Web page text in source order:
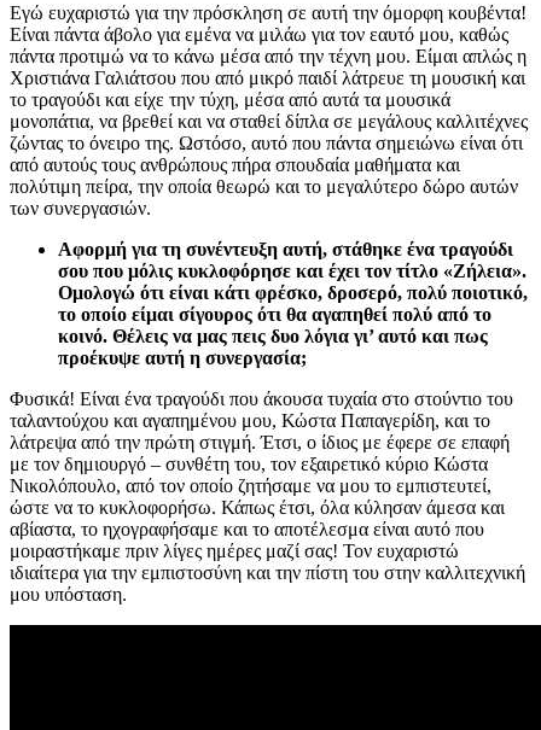
Εγώ ευχαριστώ για την πρόσκληση σε αυτή την όμορφη κουβέντα!
Είναι πάντα άβολο για εμένα να μιλάω για τον εαυτό μου, καθώς
πάντα προτιμώ να το κάνω μέσα από την τέχνη μου. Είμαι απλώς η
Χριστιάνα Γαλιάτσου που από μικρό παιδί λάτρευε τη μουσική και
το τραγούδι και είχε την τύχη, μέσα από αυτά τα μουσικά
μονοπάτια, να βρεθεί και να σταθεί δίπλα σε μεγάλους καλλιτέχνες
ζώντας το όνειρο της. Ωστόσο, αυτό που πάντα σημειώνω είναι ότι
από αυτούς τους ανθρώπους πήρα σπουδαία μαθήματα και
πολύτιμη πείρα, την οποία θεωρώ και το μεγαλύτερο δώρο αυτών
των συνεργασιών.
Αφορμή για τη συνέντευξη αυτή, στάθηκε ένα τραγούδι
σου που μόλις κυκλοφόρησε και έχει τον τίτλο «Ζήλεια».
Ομολογώ ότι είναι κάτι φρέσκο, δροσερό, πολύ ποιοτικό,
το οποίο είμαι σίγουρος ότι θα αγαπηθεί πολύ από το
κοινό. Θέλεις να μας πεις δυο λόγια γι’ αυτό και πως
προέκυψε αυτή η συνεργασία;
Φυσικά! Είναι ένα τραγούδι που άκουσα τυχαία στο στούντιο του
ταλαντούχου και αγαπημένου μου, Κώστα Παπαγερίδη, και το
λάτρεψα από την πρώτη στιγμή. Έτσι, ο ίδιος με έφερε σε επαφή
με τον δημιουργό – συνθέτη του, τον εξαιρετικό κύριο Κώστα
Νικολόπουλο, από τον οποίο ζητήσαμε να μου το εμπιστευτεί,
ώστε να το κυκλοφορήσω. Κάπως έτσι, όλα κύλησαν άμεσα και
αβίαστα, το ηχογραφήσαμε και το αποτέλεσμα είναι αυτό που
μοιραστήκαμε πριν λίγες ημέρες μαζί σας! Τον ευχαριστώ
ιδιαίτερα για την εμπιστοσύνη και την πίστη του στην καλλιτεχνική
μου υπόσταση.